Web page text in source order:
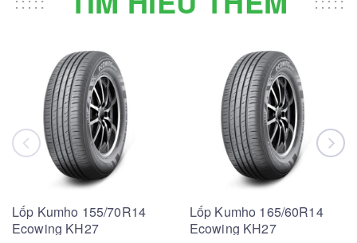
Lốp Kumho 155/70R14
Ecowing KH27
Lốp Kumho 165/60R14
Ecowing KH27